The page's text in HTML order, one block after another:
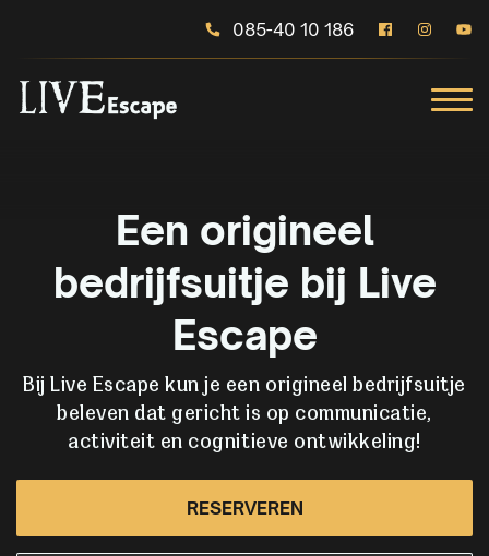
085-40 10 186
Een origineel
bedrijfsuitje bij Live
Escape
Bij Live Escape kun je een origineel bedrijfsuitje
beleven dat gericht is op communicatie,
activiteit en cognitieve ontwikkeling!
RESERVEREN